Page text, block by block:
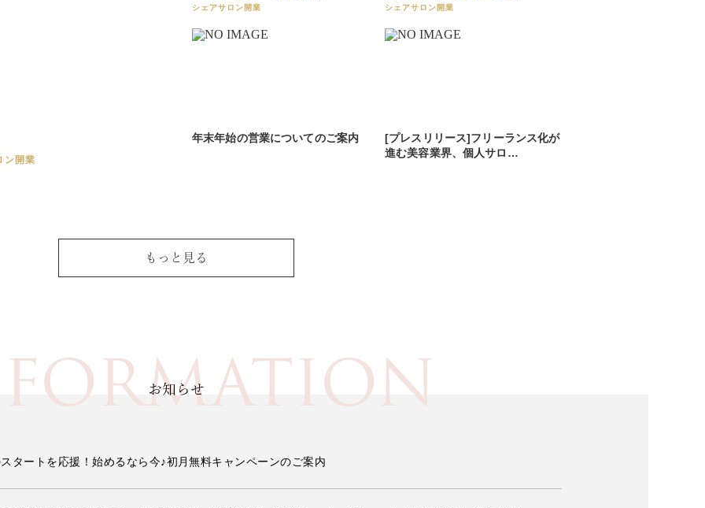
ン開業
シェアサロン開業
シェアサロン開業
年末年始の営業についてのご案内
[プレスリリース]フリーランス化が
進む美容業界、個人サロ…
もっと見る
お知らせ
タートを応援！始めるなら今♪初月無料キャンペーンのご案内